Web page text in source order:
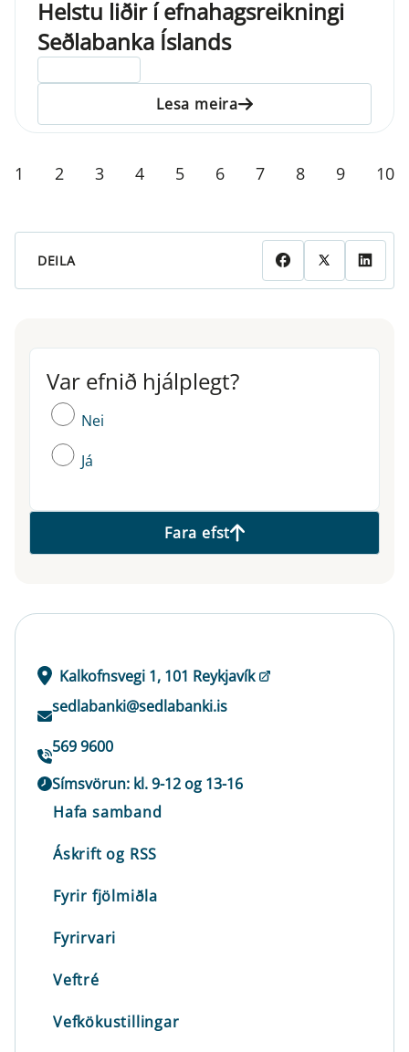
Helstu liðir í efnahagsreikningi
Seðlabanka Íslands
Lesa meira
1 2 3 4 5 6 7 8 9 10
DEILA
Var efnið hjálplegt?
Var efnið hjálplegt?
Nei
Já
Fara efst
Kalkofnsvegi 1, 101 Reykjavík
sedlabanki@sedlabanki.is
569 9600
Símsvörun: kl. 9-12 og 13-16
Hafa samband
Áskrift og RSS
Fyrir fjölmiðla
Fyrirvari
Veftré
Vefkökustillingar